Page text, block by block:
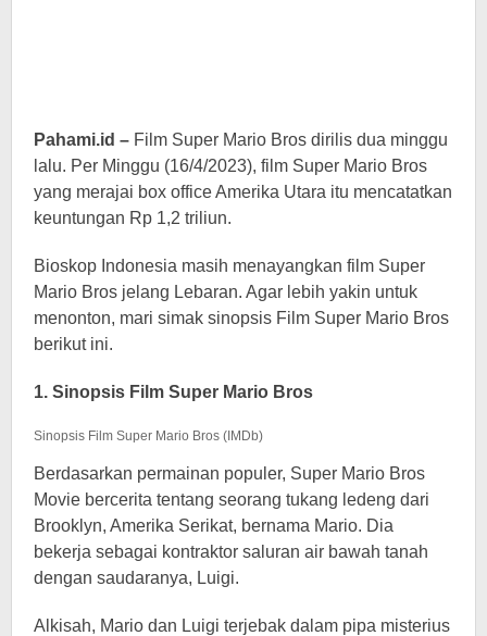
Pahami.id – Film Super Mario Bros dirilis dua minggu
lalu. Per Minggu (16/4/2023), film Super Mario Bros
yang merajai box office Amerika Utara itu mencatatkan
keuntungan Rp 1,2 triliun.
Bioskop Indonesia masih menayangkan film Super
Mario Bros jelang Lebaran. Agar lebih yakin untuk
menonton, mari simak sinopsis Film Super Mario Bros
berikut ini.
1. Sinopsis Film Super Mario Bros
Sinopsis Film Super Mario Bros (IMDb)
Berdasarkan permainan populer, Super Mario Bros
Movie bercerita tentang seorang tukang ledeng dari
Brooklyn, Amerika Serikat, bernama Mario. Dia
bekerja sebagai kontraktor saluran air bawah tanah
dengan saudaranya, Luigi.
Alkisah, Mario dan Luigi terjebak dalam pipa misterius